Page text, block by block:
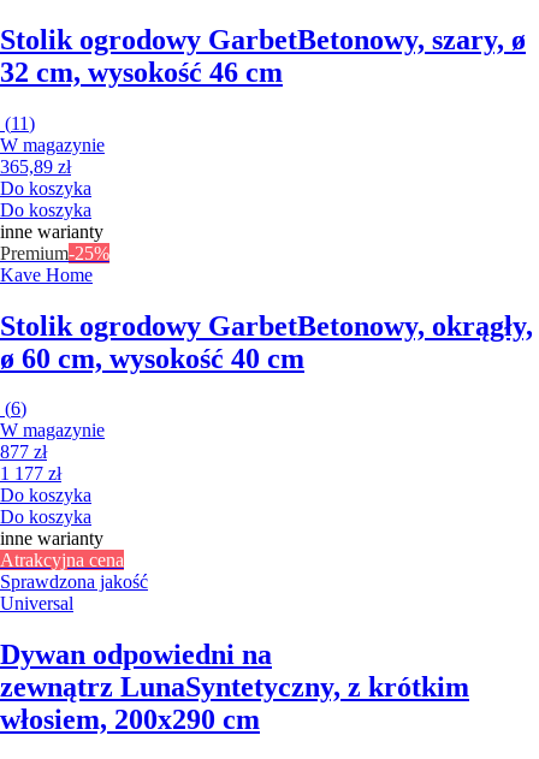
Stolik ogrodowy GarbetBetonowy, szary, ø
32 cm, wysokość 46 cm
(11)
W magazynie
365,89 zł
Do koszyka
Do koszyka
inne warianty
Premium-25%
Kave Home
Stolik ogrodowy GarbetBetonowy, okrągły,
ø 60 cm, wysokość 40 cm
(6)
W magazynie
877 zł
1 177 zł
Do koszyka
Do koszyka
inne warianty
Atrakcyjna cena
Sprawdzona jakość
Universal
Dywan odpowiedni na
zewnątrz LunaSyntetyczny, z krótkim
włosiem, 200x290 cm